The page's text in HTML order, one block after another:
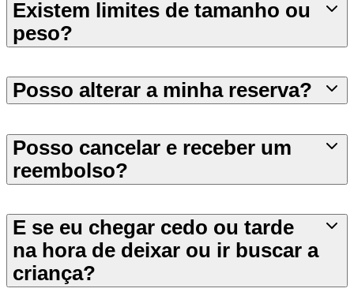
Existem limites de tamanho ou
peso?
Posso alterar a minha reserva?
Posso cancelar e receber um
reembolso?
E se eu chegar cedo ou tarde
na hora de deixar ou ir buscar a
criança?